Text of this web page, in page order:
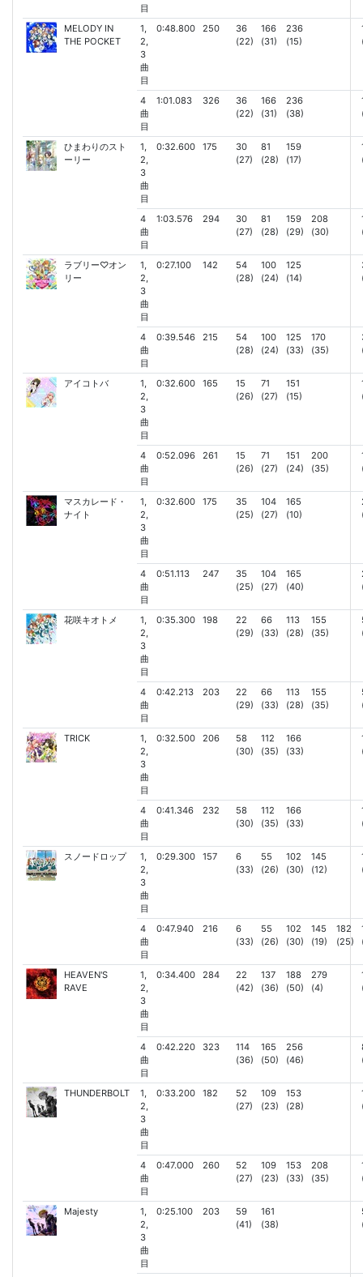
目
MELODY IN
THE POCKET
1,
2,
3
曲
目
0:48.800 250
36
(22)
166
(31)
236
(15)
4
曲
目
1:01.083 326
36
(22)
166
(31)
236
(38)
ひまわりのスト
ーリー
1,
2,
3
曲
目
0:32.600 175
30
(27)
81
(28)
159
(17)
4
曲
目
1:03.576 294
30
(27)
81
(28)
159
(29)
208
(30)
ラブリー♡オン
リー
1,
2,
3
曲
目
0:27.100 142
54
(28)
100
(24)
125
(14)
4
曲
目
0:39.546 215
54
(28)
100
(24)
125
(33)
170
(35)
アイコトバ
1,
2,
3
曲
目
0:32.600 165
15
(26)
71
(27)
151
(15)
4
曲
目
0:52.096 261
15
(26)
71
(27)
151
(24)
200
(35)
マスカレード・
ナイト
1,
2,
3
曲
目
0:32.600 175
35
(25)
104
(27)
165
(10)
4
曲
目
0:51.113 247
35
(25)
104
(27)
165
(40)
花咲キオトメ
1,
2,
3
曲
目
0:35.300 198
22
(29)
66
(33)
113
(28)
155
(35)
4
曲
目
0:42.213 203
22
(29)
66
(33)
113
(28)
155
(35)
TRICK
1,
2,
3
曲
目
0:32.500 206
58
(30)
112
(35)
166
(33)
4
曲
目
0:41.346 232
58
(30)
112
(35)
166
(33)
スノードロップ
1,
2,
3
曲
目
0:29.300 157
6
(33)
55
(26)
102
(30)
145
(12)
4
曲
目
0:47.940 216
6
(33)
55
(26)
102
(30)
145
(19)
182
(25)
HEAVEN'S
RAVE
1,
2,
3
曲
目
0:34.400 284
22
(42)
137
(36)
188
(50)
279
(4)
4
曲
目
0:42.220 323
114
(36)
165
(50)
256
(46)
THUNDERBOLT
1,
2,
3
曲
目
0:33.200 182
52
(27)
109
(23)
153
(28)
4
曲
目
0:47.000 260
52
(27)
109
(23)
153
(33)
208
(35)
Majesty
1,
2,
3
曲
目
0:25.100 203
59
(41)
161
(38)